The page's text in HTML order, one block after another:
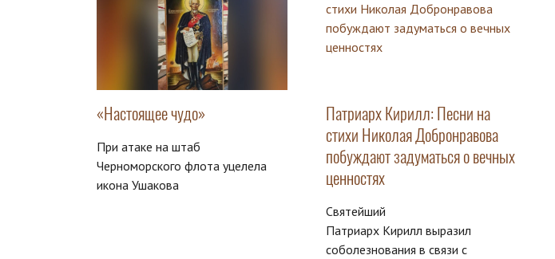
«Настоящее чудо»
При атаке на штаб
Черноморского флота уцелела
икона Ушакова
Патриарх Кирилл: Песни на
стихи Николая Добронравова
побуждают задуматься о вечных
ценностях
Святейший
Патриарх Кирилл выразил
соболезнования в связи с